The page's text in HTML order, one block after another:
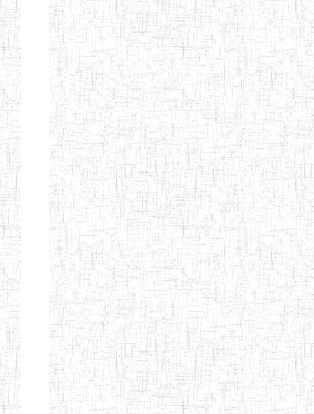
ENBIEG DE
BERTOUA
01/08/2001 ENIEG
ENIET DE
BERTOUA
01/08/2012 ENIET
ENIET DE
MAROUA
13/08/2013 ENIET
ENBIEG DE
MAROUA
01/01/1965 ENIEG
ENIEG DE
KOUSSERI
01/09/1997 ENIEG
ENIEG DE
YAGOUA
31/08/2005 ENIEG
ENIEG DE
KAELE
01/09/1984 ENIEG
ENIEG DE
01/07/2000 ENIEG